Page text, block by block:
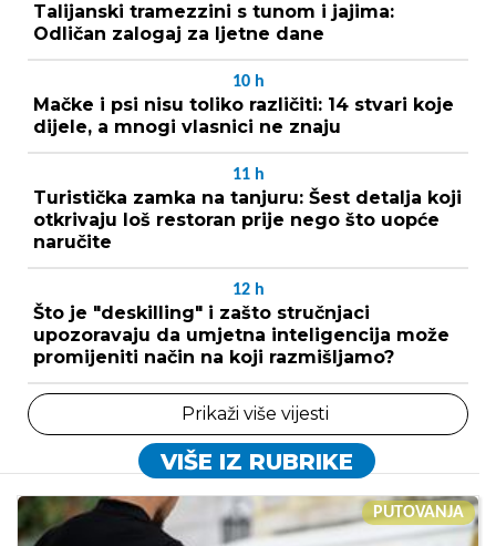
Talijanski tramezzini s tunom i jajima:
Odličan zalogaj za ljetne dane
10 h
Mačke i psi nisu toliko različiti: 14 stvari koje
dijele, a mnogi vlasnici ne znaju
11 h
Turistička zamka na tanjuru: Šest detalja koji
otkrivaju loš restoran prije nego što uopće
naručite
12 h
Što je "deskilling" i zašto stručnjaci
upozoravaju da umjetna inteligencija može
promijeniti način na koji razmišljamo?
Prikaži više vijesti
VIŠE IZ RUBRIKE
PUTOVANJA